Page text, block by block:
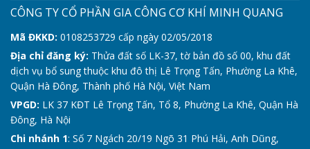
CÔNG TY CỔ PHẦN GIA CÔNG CƠ KHÍ MINH QUANG
Mã ĐKKD: 0108253729 cấp ngày 02/05/2018
Địa chỉ đăng ký: Thửa đất số LK-37, tờ bản đồ số 00, khu đất
dịch vụ bổ sung thuộc khu đô thị Lê Trọng Tấn, Phường La Khê,
Quận Hà Đông, Thành phố Hà Nội, Việt Nam
VPGD: LK 37 KĐT Lê Trọng Tấn, Tổ 8, Phường La Khê, Quận Hà
Đông, Hà Nội
Chi nhánh 1: Số 7 Ngách 20/19 Ngõ 31 Phú Hải, Anh Dũng,